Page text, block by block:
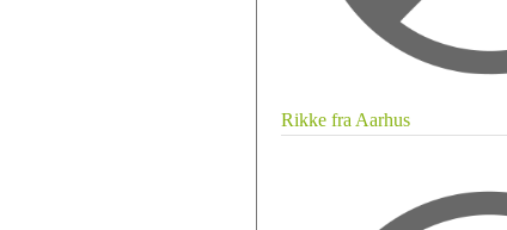
Rikke fra Aarhus